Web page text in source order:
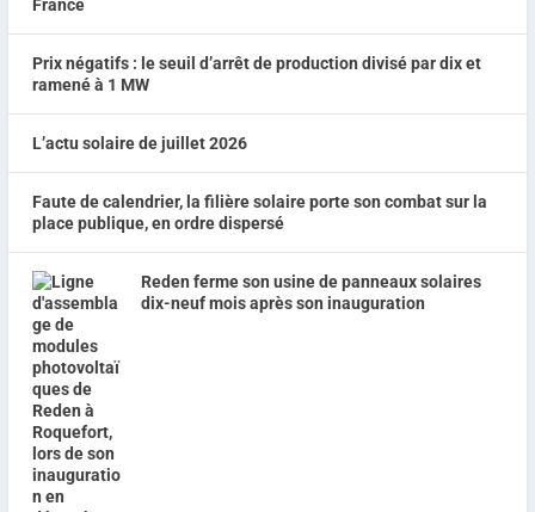
Prix négatifs : le seuil d’arrêt de production divisé par dix et
ramené à 1 MW
L’actu solaire de juillet 2026
Faute de calendrier, la filière solaire porte son combat sur la
place publique, en ordre dispersé
Reden ferme son usine de panneaux solaires
dix-neuf mois après son inauguration